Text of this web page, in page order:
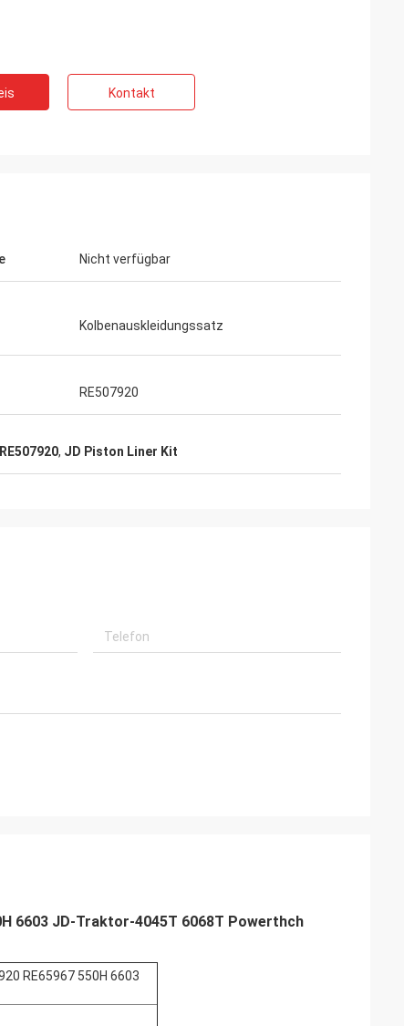
Kontakt
Nicht verfügbar
Kolbenauskleidungssatz
RE507920
, JD Piston Liner Kit
6603 JD-Traktor-4045T 6068T Powerthch
RE65967 550H 6603